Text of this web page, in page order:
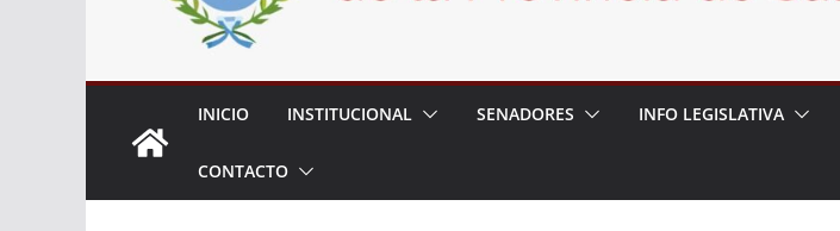
INICIO INSTITUCIONAL SENADORES INFO LEGISLATIVA
CONTACTO